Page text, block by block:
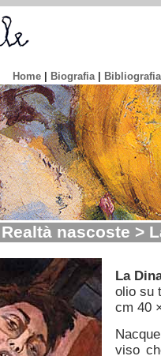
Home Biografia| Bibliografia
Realtà nascoste >
La
olio su
cm 40
viso